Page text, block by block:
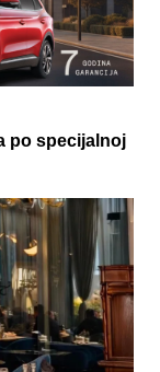
po specijalnoj